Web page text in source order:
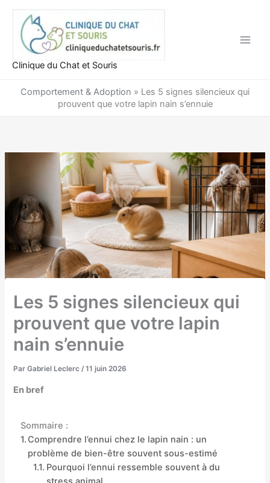
contenu
Clinique du Chat et Souris
Comportement & Adoption » Les 5 signes silencieux qui
prouvent que votre lapin nain s’ennuie
Les 5 signes silencieux qui
prouvent que votre lapin
nain s’ennuie
ParGabriel Leclerc /11 juin 2026
En bref
Sommaire :
Comprendre l’ennui chez le lapin nain : un
problème de bien-être souvent sous-estimé
Pourquoi l’ennui ressemble souvent à du